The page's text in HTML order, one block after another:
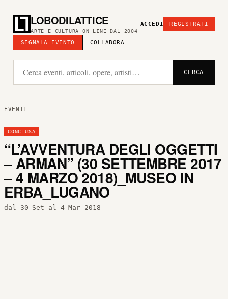
LOBODILATTICE
ARTE E CULTURA ON LINE DAL 2004
SEGNALA EVENTO COLLABORA
ACCEDI REGISTRATI
CERCA
EVENTI
CONCLUSA
“L’AVVENTURA DEGLI OGGETTI
– ARMAN” (30 SETTEMBRE 2017
– 4 MARZO 2018)_MUSEO IN
ERBA_LUGANO
dal 30 Set al 4 Mar 2018